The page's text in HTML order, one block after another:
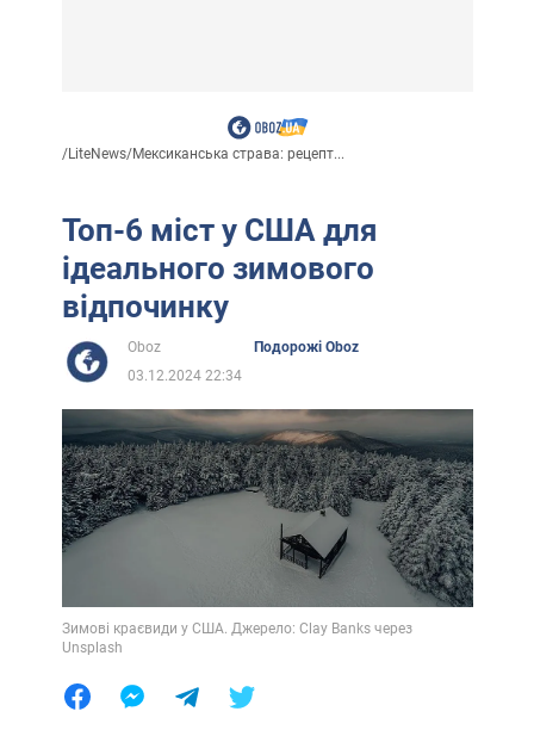
/LiteNews/Мексиканська страва: рецепт...
Топ-6 міст у США для
ідеального зимового
відпочинку
Oboz
Подорожі Oboz
03.12.2024 22:34
Зимові краєвиди у США. Джерело: Clay Banks через
Unsplash